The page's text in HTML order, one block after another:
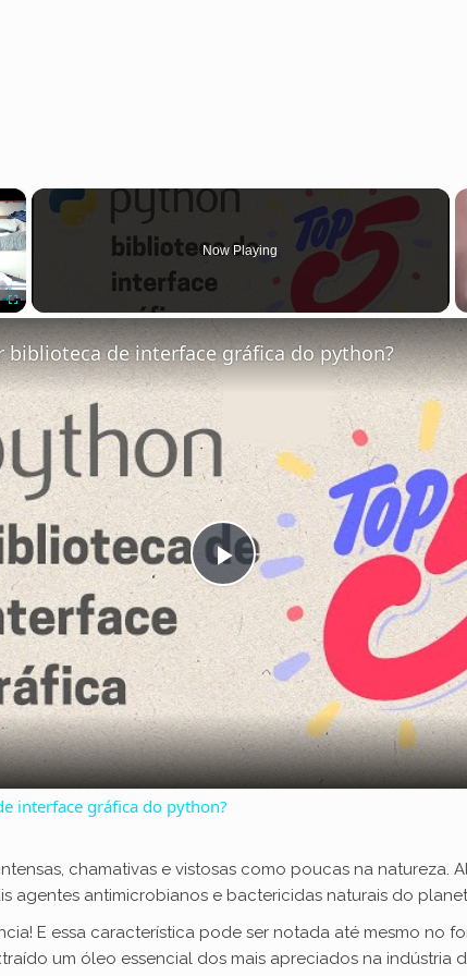
×
Now Playing
P
l
a
y
i
biblioteca de interface gráfica do python?
interface gráfica do python?
chamativas e vistosas como poucas na natureza.
agentes antimicrobianos e bactericidas naturais do
E essa característica pode ser notada até mesmo no
um óleo essencial dos mais apreciados na indústria